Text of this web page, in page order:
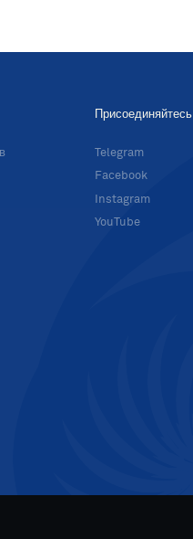
Присоединяйтесь
Telegram
Facebook
Instagram
YouTube